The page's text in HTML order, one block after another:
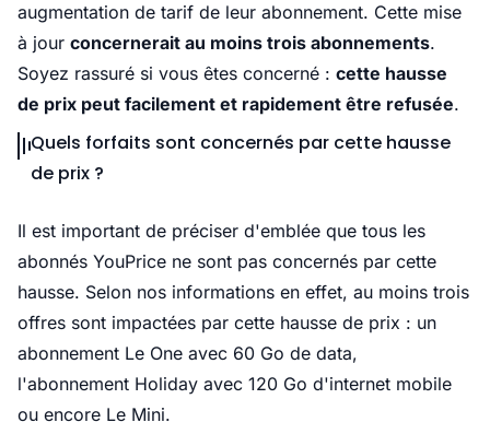
augmentation de tarif de leur abonnement. Cette mise
à jour concernerait au moins trois abonnements.
Soyez rassuré si vous êtes concerné : cette hausse
de prix peut facilement et rapidement être refusée.
Quels forfaits sont concernés par cette hausse
de prix ?
Il est important de préciser d'emblée que tous les
abonnés YouPrice ne sont pas concernés par cette
hausse. Selon nos informations en effet, au moins trois
offres sont impactées par cette hausse de prix : un
abonnement Le One avec 60 Go de data,
l'abonnement Holiday avec 120 Go d'internet mobile
ou encore Le Mini.